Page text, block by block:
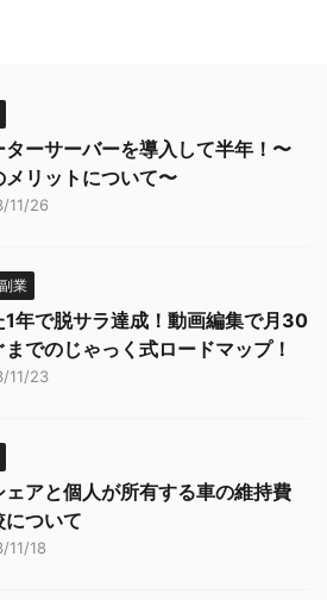
ターサーバーを導入して半年！〜
メリットについて〜
11/26
業
1年で脱サラ達成！動画編集で月30
でのじゃっく式ロードマップ！
11/23
ェアと個人が所有する車の維持費
について
11/18